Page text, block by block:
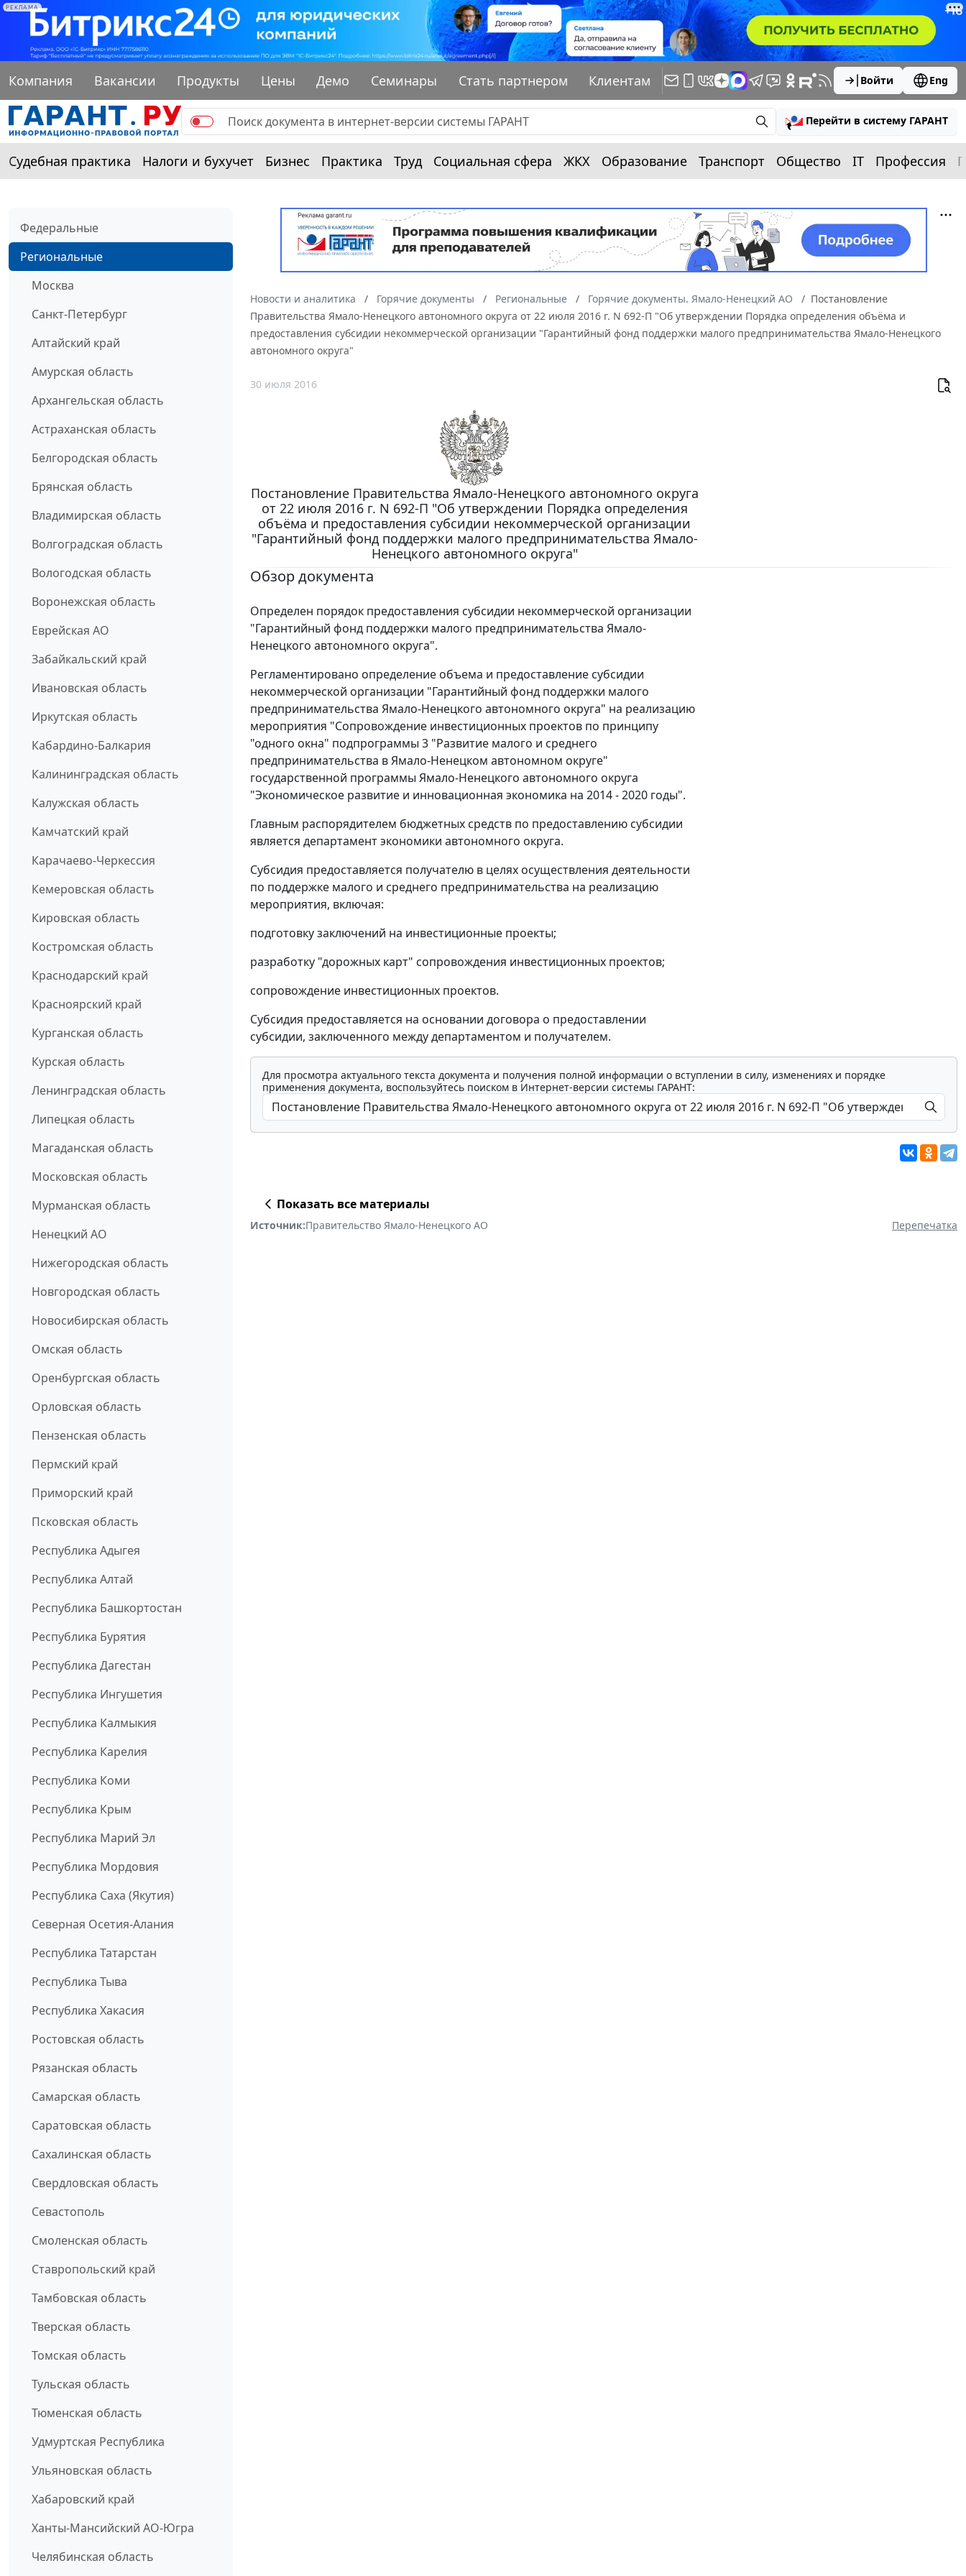
РЕКЛАМА
Компания Вакансии Продукты Цены Демо Семинары Стать партнером Клиентам Войти Eng
Перейти в систему ГАРАНТ
Судебная практика Налоги и бухучет Бизнес Практика Труд Социальная сфера ЖКХ Образование Транспорт Общество IT Профессия
Федеральные
Региональные
Москва
Санкт-Петербург
Алтайский край
Амурская область
Архангельская область
Астраханская область
Белгородская область
Брянская область
Владимирская область
Волгоградская область
Вологодская область
Воронежская область
Еврейская АО
Забайкальский край
Ивановская область
Иркутская область
Кабардино-Балкария
Калининградская область
Калужская область
Камчатский край
Карачаево-Черкессия
Кемеровская область
Кировская область
Костромская область
Краснодарский край
Красноярский край
Курганская область
Курская область
Ленинградская область
Липецкая область
Магаданская область
Московская область
Мурманская область
Ненецкий АО
Нижегородская область
Новгородская область
Новосибирская область
Омская область
Оренбургская область
Орловская область
Пензенская область
Пермский край
Приморский край
Псковская область
Республика Адыгея
Республика Алтай
Республика Башкортостан
Республика Бурятия
Республика Дагестан
Республика Ингушетия
Республика Калмыкия
Республика Карелия
Республика Коми
Республика Крым
Республика Марий Эл
Республика Мордовия
Республика Саха (Якутия)
Северная Осетия-Алания
Республика Татарстан
Республика Тыва
Республика Хакасия
Ростовская область
Рязанская область
Самарская область
Саратовская область
Сахалинская область
Свердловская область
Севастополь
Смоленская область
Ставропольский край
Тамбовская область
Тверская область
Томская область
Тульская область
Тюменская область
Удмуртская Республика
Ульяновская область
Хабаровский край
Ханты-Мансийский АО-Югра
Челябинская область
Новости и аналитика Горячие документы Региональные Горячие документы. Ямало-Ненецкий АО
Постановление
Правительства Ямало-Ненецкого автономного округа от 22 июля 2016 г. N 692-П "Об утверждении Порядка определения объёма и
предоставления субсидии некоммерческой организации "Гарантийный фонд поддержки малого предпринимательства Ямало-Ненецкого
автономного округа"
30 июля 2016
Постановление Правительства Ямало-Ненецкого автономного округа
от 22 июля 2016 г. N 692-П "Об утверждении Порядка определения
объёма и предоставления субсидии некоммерческой организации
"Гарантийный фонд поддержки малого предпринимательства Ямало-
Ненецкого автономного округа"
Обзор документа
Определен порядок предоставления субсидии некоммерческой организации
"Гарантийный фонд поддержки малого предпринимательства Ямало-
Ненецкого автономного округа".
Регламентировано определение объема и предоставление субсидии
некоммерческой организации "Гарантийный фонд поддержки малого
предпринимательства Ямало-Ненецкого автономного округа" на реализацию
мероприятия "Сопровождение инвестиционных проектов по принципу
"одного окна" подпрограммы 3 "Развитие малого и среднего
предпринимательства в Ямало-Ненецком автономном округе"
государственной программы Ямало-Ненецкого автономного округа
"Экономическое развитие и инновационная экономика на 2014 - 2020 годы".
Главным распорядителем бюджетных средств по предоставлению субсидии
является департамент экономики автономного округа.
Субсидия предоставляется получателю в целях осуществления деятельности
по поддержке малого и среднего предпринимательства на реализацию
мероприятия, включая:
подготовку заключений на инвестиционные проекты;
разработку "дорожных карт" сопровождения инвестиционных проектов;
сопровождение инвестиционных проектов.
Субсидия предоставляется на основании договора о предоставлении
субсидии, заключенного между департаментом и получателем.
Для просмотра актуального текста документа и получения полной информации о вступлении в силу, изменениях и порядке
применения документа, воспользуйтесь поиском в Интернет-версии системы ГАРАНТ:
Показать все материалы
Источник:Правительство Ямало-Ненецкого АО Перепечатка